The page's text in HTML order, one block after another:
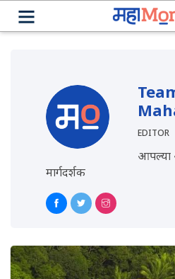
EDITOR
आपल्या
मार्गदर्शक